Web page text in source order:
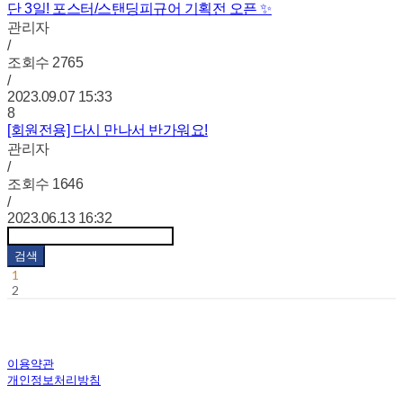
단 3일! 포스터/스탠딩피규어 기획전 오픈 ✨
관리자
/
조회수 2765
/
2023.09.07 15:33
8
[회원전용] 다시 만나서 반가워요!
관리자
/
조회수 1646
/
2023.06.13 16:32
검색
1
2
이용약관
개인정보처리방침